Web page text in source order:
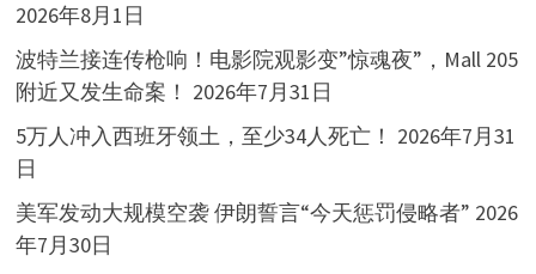
2026年8月1日
波特兰接连传枪响！电影院观影变”惊魂夜”，Mall 205
附近又发生命案！ 2026年7月31日
5万人冲入西班牙领土，至少34人死亡！ 2026年7月31
日
美军发动大规模空袭 伊朗誓言“今天惩罚侵略者” 2026
年7月30日